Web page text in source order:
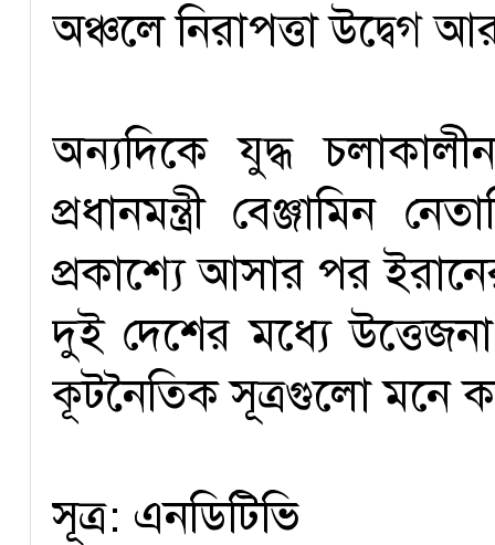
অঞ্চলে নিরাপত্তা উদ্বেগ
অন্যদিকে যুদ্ধ
প্রধানমন্ত্রী বেঞ্জামিন
প্রকাশ্যে আসার পর
দুই দেশের মধ্যে
কূটনৈতিক সূত্রগুলো মনে
সূত্র: এনডিটিভি